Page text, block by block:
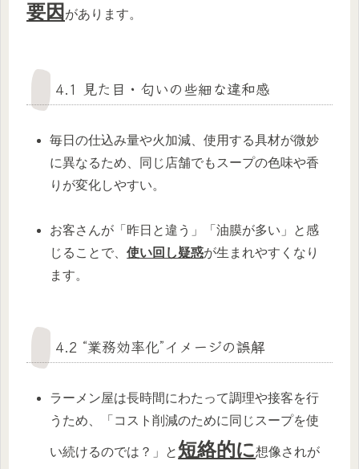
要因 があります。
4.1 見た目・匂いの些細な違和感
毎日の仕込み量や火加減、使用する具材が微妙
に異なるため、同じ店舗でもスープの色味や香
りが変化しやすい。
お客さんが「昨日と違う」「油膜が多い」と感
じることで、使い回し疑惑が生まれやすくなり
ます。
4.2 “業務効率化”イメージの誤解
ラーメン屋は長時間にわたって調理や接客を行
うため、「コスト削減のために同じスープを使
い続けるのでは？」と短絡的に想像されが